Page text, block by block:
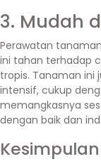
3. Mudah
Perawatan
ini tahan terhadap
tropis. Tanaman ini
intensif, cukup
memangkasnya
dengan baik dan
Kesimpulan